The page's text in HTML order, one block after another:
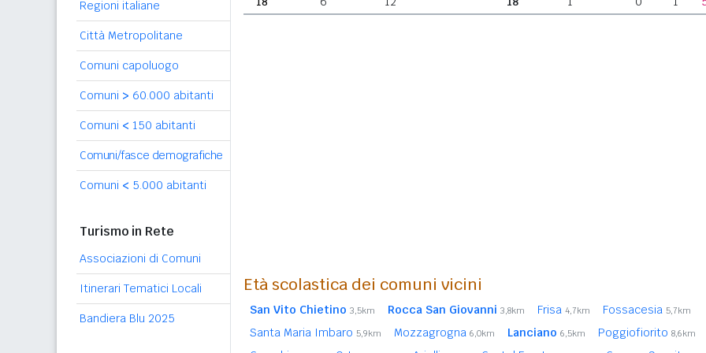
Regioni italiane
Città Metropolitane
Comuni capoluogo
Comuni > 60.000 abitanti
Comuni < 150 abitanti
Comuni/fasce demografiche
Comuni < 5.000 abitanti
Turismo in Rete
Associazioni di Comuni
Itinerari Tematici Locali
Bandiera Blu 2025
Età scolastica dei comuni vicini
San Vito Chietino 3,5km Rocca San Giovanni 3,8km Frisa 4,7km Fossacesia 5,7km
Santa Maria Imbaro 5,9km Mozzagrogna 6,0km Lanciano 6,5km Poggiofiorito 8,6km